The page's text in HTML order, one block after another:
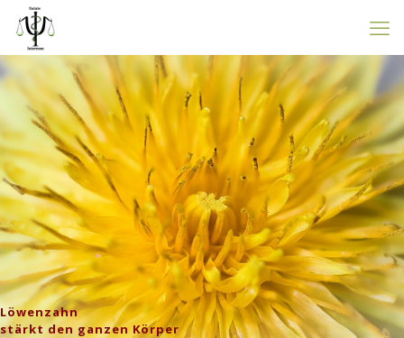
Löwenzahn
stärkt den ganzen Körper